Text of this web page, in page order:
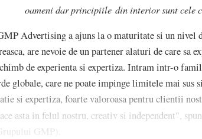
oameni dar principiile din interior sunt cele
Advertising a ajuns la o maturitate si un nivel
are nevoie de un partener alaturi de care sa
de experienta si expertiza. Intram intr-o
globale, care ne poate impinge limitele mai sus
si expertiza, foarte valoroasa pentru clientii
asta in felul nostru, creativ si independent",
GMP).